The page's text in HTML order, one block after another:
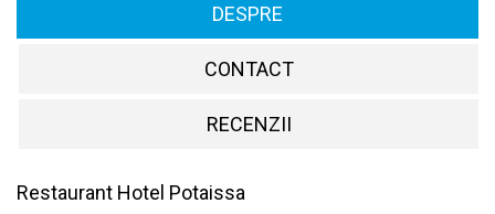
DESPRE
CONTACT
RECENZII
Restaurant Hotel Potaissa